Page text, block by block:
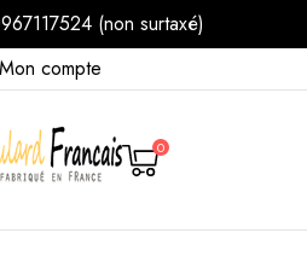
(non surtaxé)
Mon compte
0